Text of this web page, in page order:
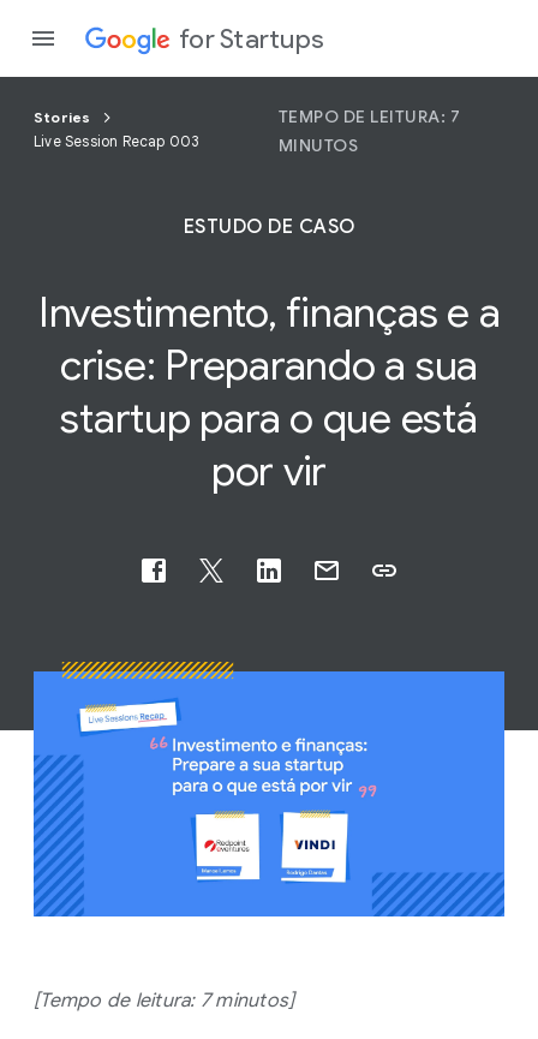
for Startups
Stories
Live Session Recap 003
TEMPO DE LEITURA: 7
MINUTOS
ESTUDO DE CASO
Investimento, finanças e a
crise: Preparando a sua
startup para o que está
por vir
[Tempo de leitura: 7 minutos]